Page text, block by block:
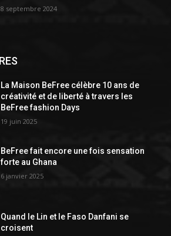
8 septembre 2024
La Maison BeFree célèbre 10 ans de
créativité et de liberté à travers les
BeFree fashion Days
19 juin 2025
BeFree fait encore une fois sensation
forte au Ghana
6 janvier 2025
Quand le Lin et le Faso Danfani se
croisent